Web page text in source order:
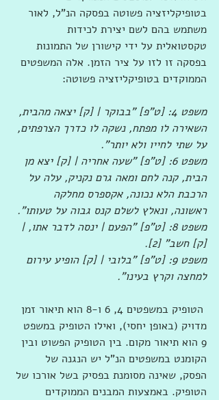
בטופיקליזציה פשוטה בפסקה הנ"ל, לאור
משתמש בהם לשם יצירת לכידות
טקסטואלית על ידי קישורן של התמונות
בפסקה זו לזו על ציר הזמן. אלה המשפטים
הממוקדים בטופיקליזציה פשוטה:
משפט 4: [ט"פ] "בבוקר | [ק] יצאה מהבית,
השאירה לו מפתח, נשקה לו כדרך הצרפתים,
על שתי לחייו ולא יותר".
משפט 6: [ט"פ] "שעה אחריה | [ק] יצא מן
הבית, קנה לחם ומאה גרם נקניק, עלה על
הרכבת הלא נכונה, אקספרס מחלקה
ראשונה, ונאלץ לשלם קנס גבוה על טעותו".
משפט 8: [ט"פ] "הפעם | ינסה לדבר אתו, |
[ק] חשב" [2].
משפט 9: [ט"פ] "בלובי | [ק] הופיע עירום
למחצה וקרץ בעינו".
הטופיק במשפטים 4, 6 ו-8 הוא תיאור זמן
מדויק (באופן יחסי), ואילו הטופיק במשפט
9 הוא תיאור מקום. בין הטופיק הפשוט ובין
הקומנט במשפטים הנ"ל יש הנגנה של
הפסק, שאינה מסומנת בפסיק בשל אורכו של
הטופיק. באמצעות המבנים הממוקדים